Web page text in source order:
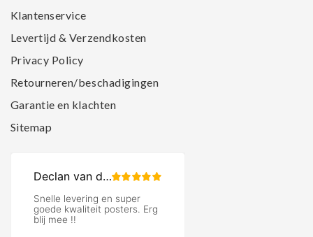
Klantenservice
Levertijd & Verzendkosten
Privacy Policy
Retourneren/beschadigingen
Garantie en klachten
Sitemap